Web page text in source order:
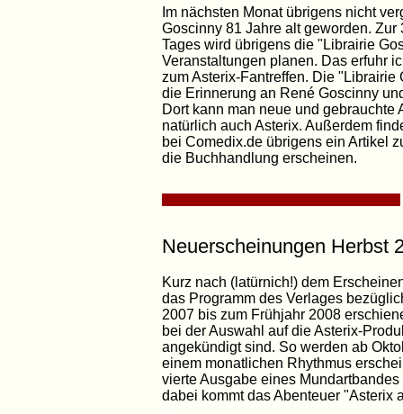
Im nächsten Monat übrigens nicht
Goscinny 81 Jahre alt geworden.
Tages wird übrigens die "Librairie
Veranstaltungen planen. Das erfuhr
zum Asterix-Fantreffen. Die
die Erinnerung an René Goscinny
Dort kann man neue und
natürlich auch Asterix. Außerdem
bei Comedix.de übrigens ein Artikel
die Buchhandlung erscheinen.
Neuerscheinungen Herbst
Kurz nach (latürnich!) dem
das Programm des Verlages
2007 bis zum Frühjahr 2008
bei der Auswahl auf die Asterix-
angekündigt sind. So werden ab
einem monatlichen Rhythmus
vierte Ausgabe eines
dabei kommt das Abenteuer "Asterix